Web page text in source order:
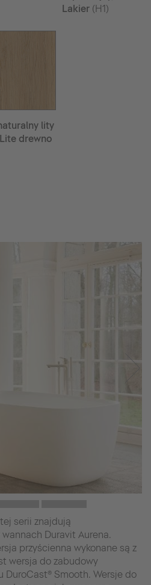
Lakier (H1)
lity
drewno
serii znajdują
Duravit Aurena.
przyścienna wykonane są z
wersja do zabudowy
DuroCast® Smooth. Wersje do